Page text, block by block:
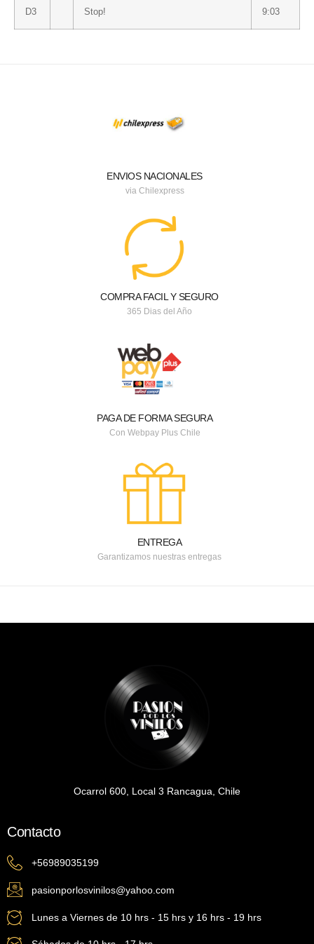
D3 Stop! 9:03
ENVIOS NACIONALES
via Chilexpress
COMPRA FACIL Y SEGURO
365 Dias del Año
PAGA DE FORMA SEGURA
Con Webpay Plus Chile
ENTREGA
Garantizamos nuestras entregas
Ocarrol 600, Local 3 Rancagua, Chile
Contacto
+56989035199
pasionporlosvinilos@yahoo.com
Lunes a Viernes de 10 hrs - 15 hrs y 16 hrs - 19 hrs